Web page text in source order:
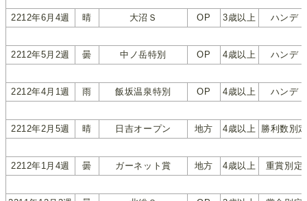
2212年6月4週 晴 大沼Ｓ OP 3歳以上 ハンデ
2212年5月2週 曇 中ノ岳特別 OP 4歳以上 ハンデ
2212年4月1週 雨 飯坂温泉特別 OP 4歳以上 ハンデ
2212年2月5週 晴 日吉オープン 地方 4歳以上 勝利数別定
2212年1月4週 曇 ガーネット賞 地方 4歳以上 重賞別定